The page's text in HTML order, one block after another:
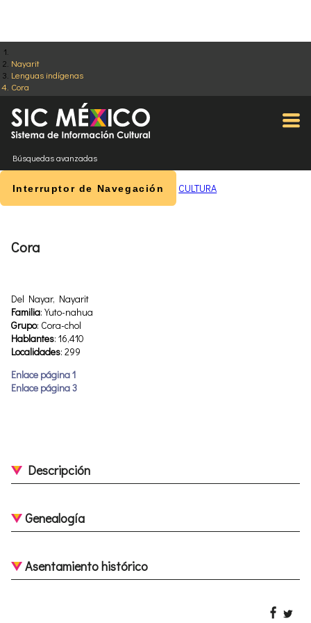
Nayarit
Lenguas indígenas
Cora
Búsquedas avanzadas
Interruptor de Navegación CULTURA
Cora
Del Nayar, Nayarit
Familia: Yuto-nahua
Grupo: Cora-chol
Hablantes: 16,410
Localidades: 299
Enlace página 1
Enlace página 3
Descripción
Genealogía
Asentamiento histórico